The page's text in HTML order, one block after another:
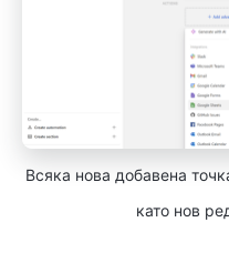
Всяка нова добавена
като нов